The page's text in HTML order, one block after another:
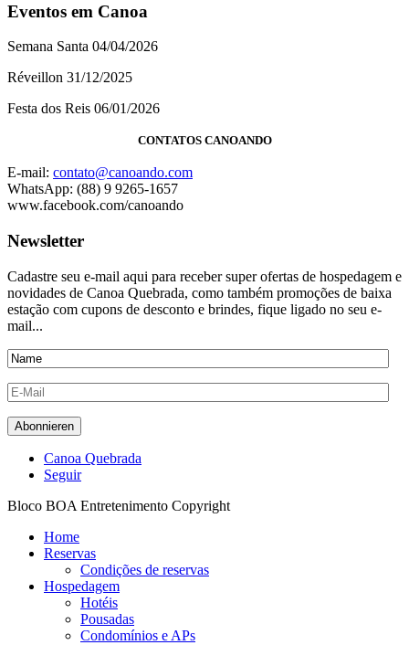
Eventos em Canoa
Semana Santa 04/04/2026
Réveillon 31/12/2025
Festa dos Reis 06/01/2026
CONTATOS CANOANDO
E-mail: contato@canoando.com
WhatsApp: (88) 9 9265-1657
www.facebook.com/canoando
Newsletter
Cadastre seu e-mail aqui para receber super ofertas de hospedagem e
novidades de Canoa Quebrada, como também promoções de baixa
estação com cupons de desconto e brindes, fique ligado no seu e-
mail...
Canoa Quebrada
Seguir
Bloco BOA Entretenimento Copyright
Home
Reservas
Condições de reservas
Hospedagem
Hotéis
Pousadas
Condomínios e APs